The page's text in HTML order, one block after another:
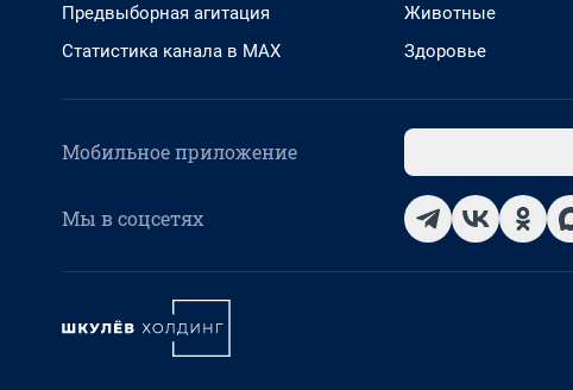
Предвыборная агитация
Статистика канала в MAX
Животные
Здоровье
Мобильное приложение
Мы в соцсетях